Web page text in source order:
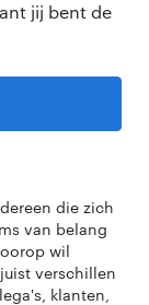
jij bent de
die zich
van belang
wil
verschillen
klanten,